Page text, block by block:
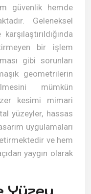
güvenlik hemde
Geleneksel
bir işlem
gibi sorunları
geometrilerin
mümkün
kesimi mimari
yüzeyler, hassas
uygulamaları
ve hem
yaygın olarak